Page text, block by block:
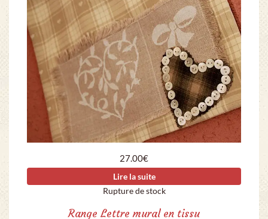
27.00€
Lire la suite
Rupture de stock
Range Lettre mural en tissu